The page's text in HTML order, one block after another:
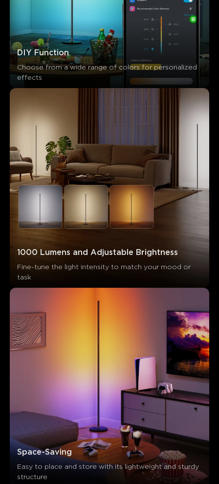
DIY Function
Choose from a wide range of colors for personalized
effects
1000 Lumens and Adjustable Brightness
Fine-tune the light intensity to match your mood or
task
Space-Saving
Easy to place and store with its lightweight and sturdy
structure
Négatif
Généré par IA à partir du texte des avis clients